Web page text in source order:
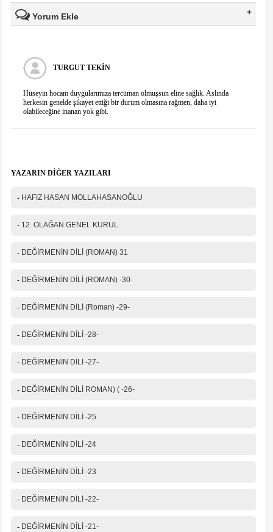
Yorum Ekle
TURGUT TEKİN
Hüseyin hocam duygularımıza tercüman olmuşsun eline sağlık. Aslında
herkesin genelde şikayet ettiği bir durum olmasına rağmen, daha iyi
olabileceğine inanan yok gibi.
YAZARIN DİĞER YAZILARI
- HAFIZ HASAN MOLLAHASANOĞLU
- 12. OLAĞAN GENEL KURUL
- DEĞİRMENİN DİLİ (ROMAN) 31
- DEĞİRMENİN DİLİ (ROMAN) -30-
- DEĞİRMENİN DİLİ (Roman) -29-
- DEĞİRMENİN DİLİ -28-
- DEĞİRMENİN DİLİ -27-
- DEĞİRMENİN DİLİ ROMAN) ( -26-
- DEĞİRMENİN DİLİ -25
- DEĞİRMENİN DİLİ -24
- DEĞİRMENİN DİLİ -23
- DEĞİRMENİN DİLİ -22-
- DEĞİRMENİN DİLİ -21-